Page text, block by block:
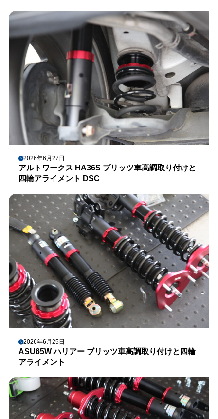
2026年6月27日
アルトワークス HA36S ブリッツ車高調取り付けと
四輪アライメント DSC
2026年6月25日
ASU65W ハリアー ブリッツ車高調取り付けと四輪
アライメント